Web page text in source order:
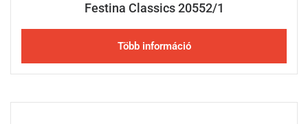
Festina Classics 20552/1
Több információ